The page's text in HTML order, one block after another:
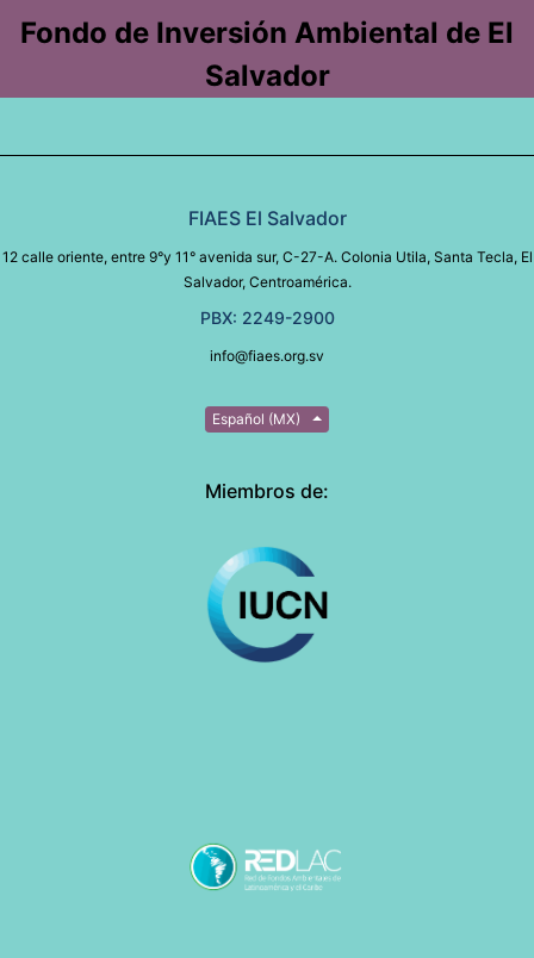
Fondo de Inversión Ambiental de El
Salvador
FIAES El Salvador
12 calle oriente, entre 9°y 11° avenida sur, C-27-A. Colonia Utila, Santa Tecla, El
Salvador, Centroamérica.
PBX: 2249-2900
info@fiaes.org.sv
Español (MX)
Miembros de: